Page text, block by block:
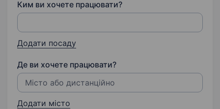
Ким ви хочете працювати?
Додати посаду
Де ви хочете працювати?
Додати місто